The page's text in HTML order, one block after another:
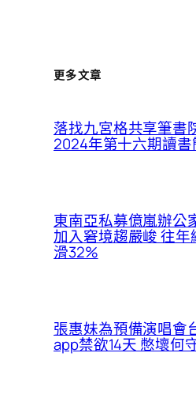
更多文章
落找九宮格共享筆書
2024年第十六期讀書
東南亞私募億嵐辦公
加入窘境趨嚴峻 往年
滑32%
張惠妹為預備演唱會
app禁欲14天 憋壞何